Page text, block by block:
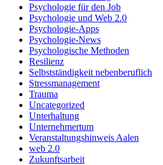
Psychologie für den Job
Psychologie und Web 2.0
Psychologie-Apps
Psychologie-News
Psychologische Methoden
Resilienz
Selbstständigkeit nebenberuflich
Stressmanagement
Trauma
Uncategorized
Unterhaltung
Unternehmertum
Veranstaltungshinweis Aalen
web 2.0
Zukunftsarbeit